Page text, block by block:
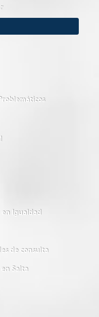
Igualdad
de consulta
Salta